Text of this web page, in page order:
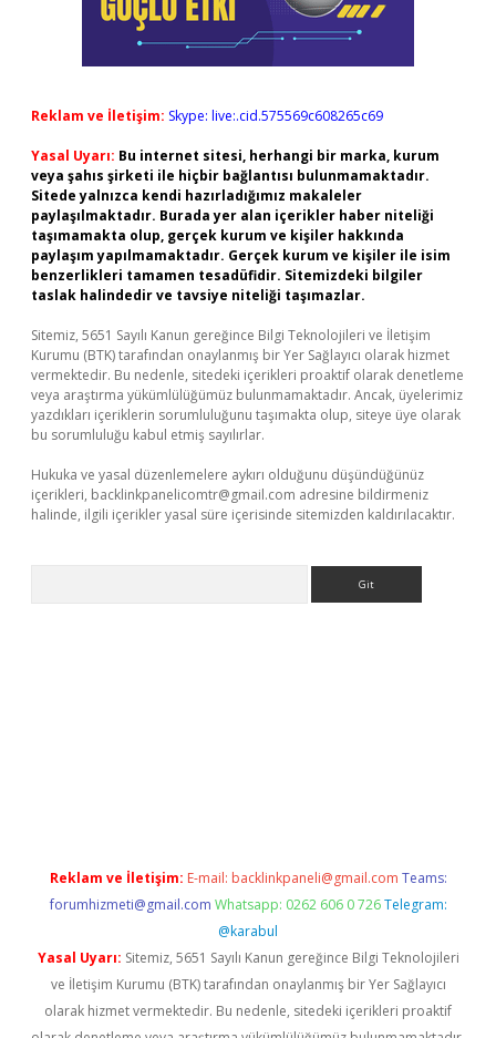
Reklam ve İletişim: Skype: live:.cid.575569c608265c69
Yasal Uyarı: Bu internet sitesi, herhangi bir marka, kurum
veya şahıs şirketi ile hiçbir bağlantısı bulunmamaktadır.
Sitede yalnızca kendi hazırladığımız makaleler
paylaşılmaktadır. Burada yer alan içerikler haber niteliği
taşımamakta olup, gerçek kurum ve kişiler hakkında
paylaşım yapılmamaktadır. Gerçek kurum ve kişiler ile isim
benzerlikleri tamamen tesadüfidir. Sitemizdeki bilgiler
taslak halindedir ve tavsiye niteliği taşımazlar.
Sitemiz, 5651 Sayılı Kanun gereğince Bilgi Teknolojileri ve İletişim
Kurumu (BTK) tarafından onaylanmış bir Yer Sağlayıcı olarak hizmet
vermektedir. Bu nedenle, sitedeki içerikleri proaktif olarak denetleme
veya araştırma yükümlülüğümüz bulunmamaktadır. Ancak, üyelerimiz
yazdıkları içeriklerin sorumluluğunu taşımakta olup, siteye üye olarak
bu sorumluluğu kabul etmiş sayılırlar.
Hukuka ve yasal düzenlemelere aykırı olduğunu düşündüğünüz
içerikleri, backlinkpanelicomtr@gmail.com adresine bildirmeniz
halinde, ilgili içerikler yasal süre içerisinde sitemizden kaldırılacaktır.
Reklam ve İletişim: E-mail: backlinkpaneli@gmail.com Teams:
forumhizmeti@gmail.com Whatsapp: 0262 606 0 726 Telegram:
@karabul
Yasal Uyarı: Sitemiz, 5651 Sayılı Kanun gereğince Bilgi Teknolojileri
ve İletişim Kurumu (BTK) tarafından onaylanmış bir Yer Sağlayıcı
olarak hizmet vermektedir. Bu nedenle, sitedeki içerikleri proaktif